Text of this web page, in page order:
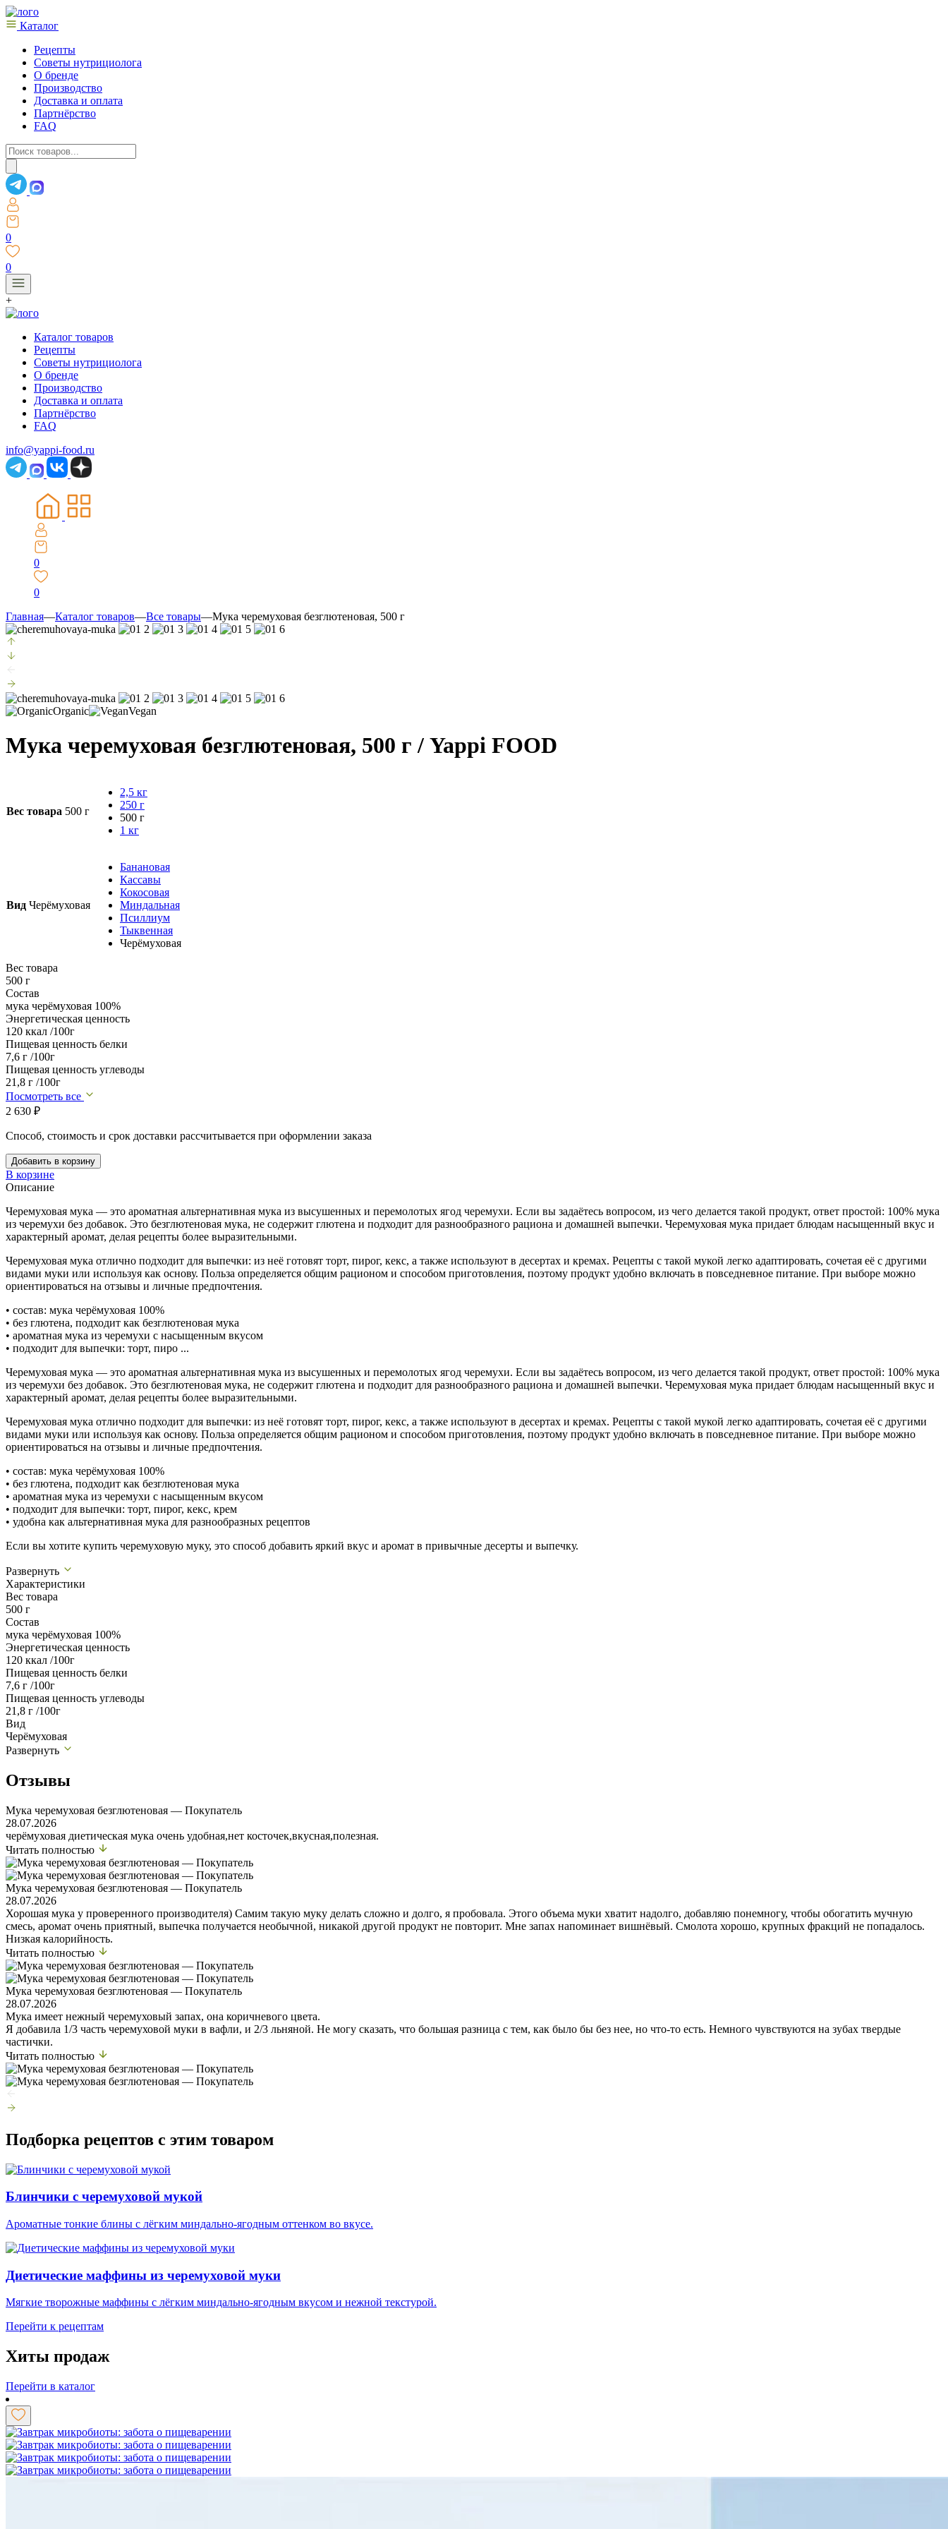
Каталог
Рецепты
Советы нутрициолога
О бренде
Производство
Доставка и оплата
Партнёрство
FAQ
Поиск
товаров
0
0
+
Каталог товаров
Рецепты
Советы нутрициолога
О бренде
Производство
Доставка и оплата
Партнёрство
FAQ
info@yappi-food.ru
0
0
Главная—Каталог товаров—Все товары—Мука черемуховая безглютеновая, 500 г
Organic Vegan
Мука черемуховая безглютеновая, 500 г / Yappi FOOD
Вес товара 500 г
2,5 кг
250 г
500 г
1 кг
Вид Черёмуховая
Банановая
Кассавы
Кокосовая
Миндальная
Псиллиум
Тыквенная
Черёмуховая
Вес товара
500 г
Состав
мука черёмуховая 100%
Энергетическая ценность
120 ккал /100г
Пищевая ценность белки
7,6 г /100г
Пищевая ценность углеводы
21,8 г /100г
Посмотреть все
2 630 ₽
Способ, стоимость и срок доставки рассчитывается при оформлении заказа
Добавить в корзину
В корзине
Описание
Черемуховая мука — это ароматная альтернативная мука из высушенных и перемолотых ягод черемухи. Если вы задаётесь вопросом, из чего делается такой продукт, ответ простой: 100% мука
из черемухи без добавок. Это безглютеновая мука, не содержит глютена и подходит для разнообразного рациона и домашней выпечки. Черемуховая мука придает блюдам насыщенный вкус и
характерный аромат, делая рецепты более выразительными.
Черемуховая мука отлично подходит для выпечки: из неё готовят торт, пирог, кекс, а также используют в десертах и кремах. Рецепты с такой мукой легко адаптировать, сочетая её с другими
видами муки или используя как основу. Польза определяется общим рационом и способом приготовления, поэтому продукт удобно включать в повседневное питание. При выборе можно
ориентироваться на отзывы и личные предпочтения.
• состав: мука черёмуховая 100%
• без глютена, подходит как безглютеновая мука
• ароматная мука из черемухи с насыщенным вкусом
• подходит для выпечки: торт, пиро ...
Черемуховая мука — это ароматная альтернативная мука из высушенных и перемолотых ягод черемухи. Если вы задаётесь вопросом, из чего делается такой продукт, ответ простой: 100% мука
из черемухи без добавок. Это безглютеновая мука, не содержит глютена и подходит для разнообразного рациона и домашней выпечки. Черемуховая мука придает блюдам насыщенный вкус и
характерный аромат, делая рецепты более выразительными.
Черемуховая мука отлично подходит для выпечки: из неё готовят торт, пирог, кекс, а также используют в десертах и кремах. Рецепты с такой мукой легко адаптировать, сочетая её с другими
видами муки или используя как основу. Польза определяется общим рационом и способом приготовления, поэтому продукт удобно включать в повседневное питание. При выборе можно
ориентироваться на отзывы и личные предпочтения.
• состав: мука черёмуховая 100%
• без глютена, подходит как безглютеновая мука
• ароматная мука из черемухи с насыщенным вкусом
• подходит для выпечки: торт, пирог, кекс, крем
• удобна как альтернативная мука для разнообразных рецептов
Если вы хотите купить черемуховую муку, это способ добавить яркий вкус и аромат в привычные десерты и выпечку.
Развернуть
Характеристики
Вес товара
500 г
Состав
мука черёмуховая 100%
Энергетическая ценность
120 ккал /100г
Пищевая ценность белки
7,6 г /100г
Пищевая ценность углеводы
21,8 г /100г
Вид
Черёмуховая
Развернуть
Отзывы
Мука черемуховая безглютеновая — Покупатель
28.07.2026
черёмуховая диетическая мука очень удобная,нет косточек,вкусная,полезная.
Читать полностью
Мука черемуховая безглютеновая — Покупатель
28.07.2026
Хорошая мука у проверенного производителя) Самим такую муку делать сложно и долго, я пробовала. Этого объема муки хватит надолго, добавляю понемногу, чтобы обогатить мучную
смесь, аромат очень приятный, выпечка получается необычной, никакой другой продукт не повторит. Мне запах напоминает вишнёвый. Смолота хорошо, крупных фракций не попадалось.
Низкая калорийность.
Читать полностью
Мука черемуховая безглютеновая — Покупатель
28.07.2026
Мука имеет нежный черемуховый запах, она коричневого цвета.
Я добавила 1/3 часть черемуховой муки в вафли, и 2/3 льняной. Не могу сказать, что большая разница с тем, как было бы без нее, но что-то есть. Немного чувствуются на зубах твердые
частички.
Читать полностью
Подборка рецептов с этим товаром
Блинчики с черемуховой мукой
Ароматные тонкие блины с лёгким миндально-ягодным оттенком во вкусе.
Диетические маффины из черемуховой муки
Мягкие творожные маффины с лёгким миндально-ягодным вкусом и нежной текстурой.
Перейти к рецептам
Хиты продаж
Перейти в каталог